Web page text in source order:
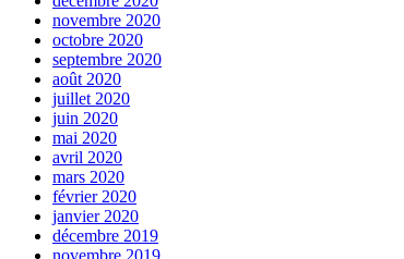
novembre 2020
octobre 2020
septembre 2020
août 2020
juillet 2020
juin 2020
mai 2020
avril 2020
mars 2020
février 2020
janvier 2020
décembre 2019